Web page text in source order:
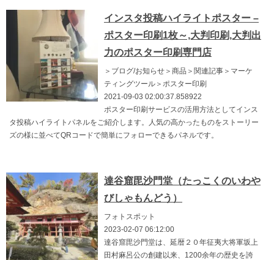
インスタ投稿ハイライトポスター –
ポスター印刷1枚～,大判印刷,大判出
力のポスター印刷専門店
＞ブログ/お知らせ＞商品＞関連記事＞マーケ
ティングツール＞ポスター印刷
2021-09-03 02:00:37.858922
ポスター印刷サービスの活用方法としてインス
タ投稿ハイライトパネルをご紹介します。人気の高かったものをストーリー
ズの様に並べてQRコードで簡単にフォローできるパネルです。
達谷窟毘沙門堂（たっこくのいわや
びしゃもんどう）
フォトスポット
2023-02-07 06:12:00
達谷窟毘沙門堂は、延暦２０年征夷大将軍坂上
田村麻呂公の創建以来、1200余年の歴史を誇